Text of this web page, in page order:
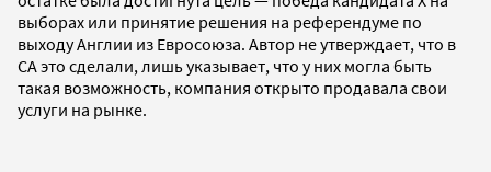
выборах или принятие решения на референдуме по
выходу Англии из Евросоюза. Автор не утверждает, что в
CA это сделали, лишь указывает, что у них могла быть
такая возможность, компания открыто продавала свои
услуги на рынке.